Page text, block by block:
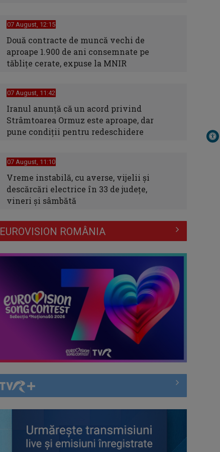
07 August, 12:15
Două contracte de muncă vechi de
aproape 1.900 de ani consemnate pe
tăblițe cerate, expuse la MNIR
07 August, 11:42
Iranul anunță că un acord privind
Strâmtoarea Ormuz este aproape, dar
pune condiții pentru redeschidere
07 August, 11:10
Vreme instabilă, cu averse, vijelii şi
descărcări electrice în 33 de judeţe,
vineri şi sâmbătă
EUROVISION ROMÂNIA